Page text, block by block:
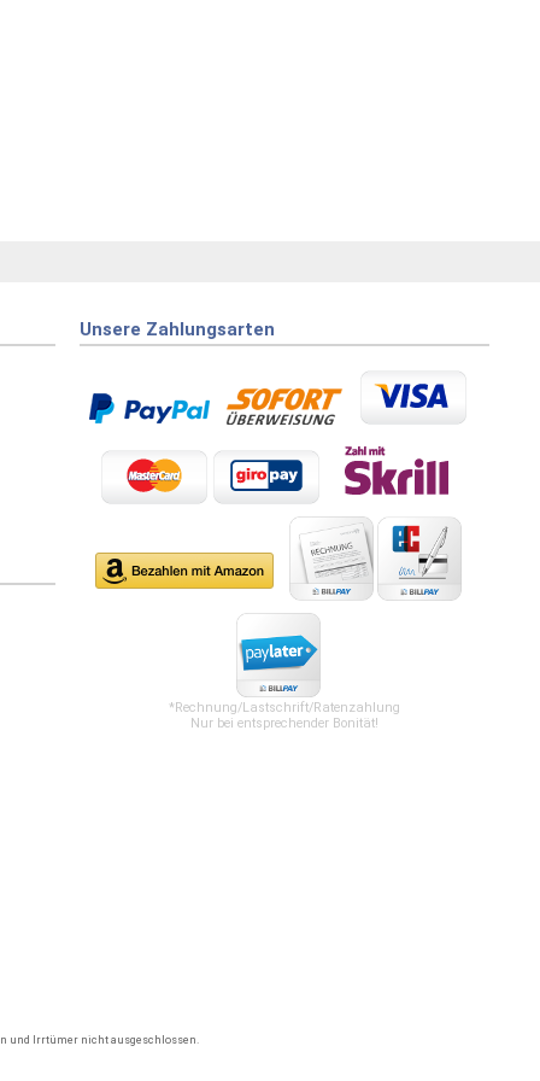
Unsere Zahlungsarten
*Rechnung/Lastschrift/Ratenzahlung
Nur bei entsprechender Bonität!
und Irrtümer nicht ausgeschlossen.